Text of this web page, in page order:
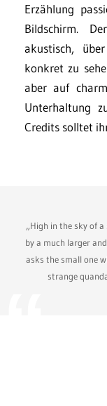
Erzählung
Bildschirm.
akustisch,
konkret zu
aber auf
Unterhaltung
Credits solltet
„High in the sky of
by a much larger
asks the small one
strange